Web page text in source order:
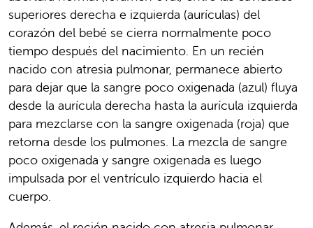
superiores derecha e izquierda (aurículas) del
corazón del bebé se cierra normalmente poco
tiempo después del nacimiento. En un recién
nacido con atresia pulmonar, permanece abierto
para dejar que la sangre poco oxigenada (azul) fluya
desde la aurícula derecha hasta la aurícula izquierda
para mezclarse con la sangre oxigenada (roja) que
retorna desde los pulmones. La mezcla de sangre
poco oxigenada y sangre oxigenada es luego
impulsada por el ventrículo izquierdo hacia el
cuerpo.